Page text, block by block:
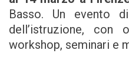
Basso. Un evento
dell’istruzione,
workshop, seminari e